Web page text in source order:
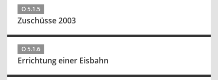
Ö 5.1.5
Zuschüsse 2003
Ö 5.1.6
Errichtung einer Eisbahn